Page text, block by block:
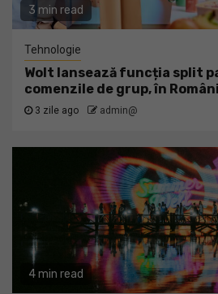
3 min read
Tehnologie
Wolt lansează funcția split
comenzile de grup, în
3 zile ago admin@
4 min read